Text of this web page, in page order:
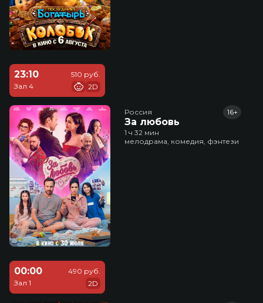
23:10
Зал 4
510 руб.
2D
Россия
За любовь
16+
1 ч 32 мин
мелодрама, комедия, фэнтези
00:00
Зал 1
490 руб.
2D